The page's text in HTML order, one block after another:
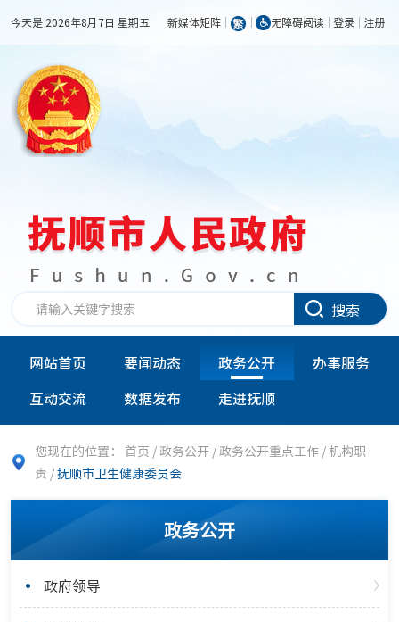
今天是 2026年8月7日 星期五 新媒体矩阵 无障碍阅读 登录 注册
搜索
网站首页 要闻动态 政务公开
办事服务
互动交流
数据发布 走进抚顺
您现在的位置： 首页 /政务公开 /政务公开重点工作 /机构职
责 /抚顺市卫生健康委员会
政务公开
政府领导